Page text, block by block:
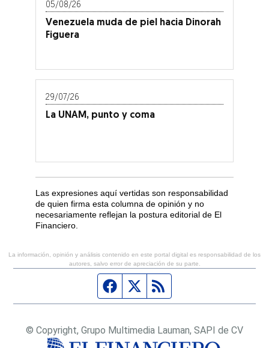
05/08/26
Venezuela muda de piel hacia Dinorah
Figuera
29/07/26
La UNAM, punto y coma
Las expresiones aquí vertidas son responsabilidad
de quien firma esta columna de opinión y no
necesariamente reflejan la postura editorial de El
Financiero.
La información, opinión y análisis contenido en este portal digital es responsabilidad de los
autores, salvo error de apreciación de su parte.
Página de Facebook
Fuente Twitter
© Copyright, Grupo Multimedia Lauman, SAPI de CV